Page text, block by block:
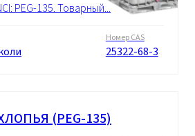
PEG-135. Товарный...
Номер CAS
25322-68-3
(PEG-135)